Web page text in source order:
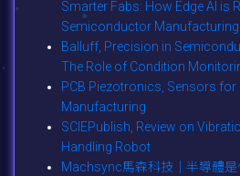
Smarter Fabs: How Edge AI is
Semiconductor Manufacturing
Balluff, Precision in
The Role of Condition
PCB Piezotronics, Sensors
Manufacturing
SCIEPublish, Review on
Handling Robot
Machsync馬森科技｜半導體